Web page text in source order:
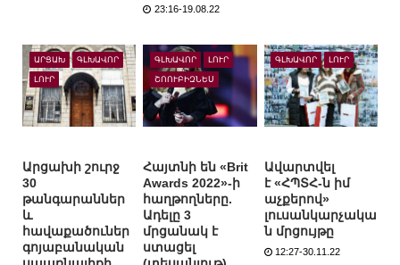
23:16-19.08.22
ԱՐՑԱԽ ԳԼԽԱՎՈՐ
ԼՈՒՐ
Արցախի շուրջ
30
թանգարաններ
և
հավաքածուներ
գոյաբանական
ԳԼԽԱՎՈՐ ԼՈՒՐ
ՇՈՈՒԲԻԶՆԵՍ
Հայտնի են «Brit
Awards 2022»-ի
հաղթողները.
Ադելը 3
մրցանակ է
ստացել
ԳԼԽԱՎՈՐ ԼՈՒՐ
Ավարտվել
է «ՀՊՏՀ-ն իմ
աչքերով»
լուսանկարչակա
ն մրցույթը
12:27-30.11.22